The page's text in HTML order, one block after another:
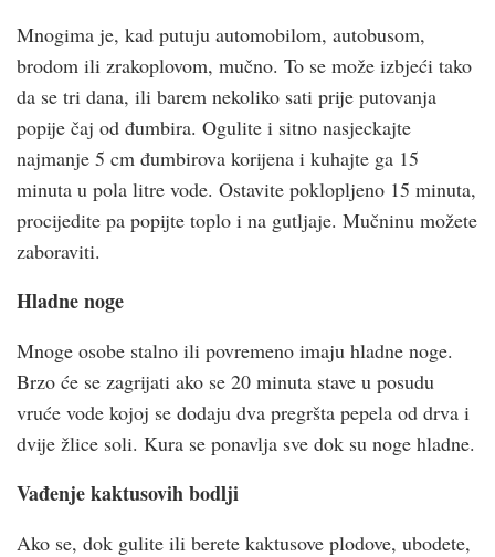
Mnogima je, kad putuju automobilom, autobusom,
brodom ili zrakoplovom, mučno. To se može izbjeći tako
da se tri dana, ili barem nekoliko sati prije putovanja
popije čaj od đumbira. Ogulite i sitno nasjeckajte
najmanje 5 cm đumbirova korijena i kuhajte ga 15
minuta u pola litre vode. Ostavite poklopljeno 15 minuta,
procijedite pa popijte toplo i na gutljaje. Mučninu možete
zaboraviti.
Hladne noge
Mnoge osobe stalno ili povremeno imaju hladne noge.
Brzo će se zagrijati ako se 20 minuta stave u posudu
vruće vode kojoj se dodaju dva pregršta pepela od drva i
dvije žlice soli. Kura se ponavlja sve dok su noge hladne.
Vađenje kaktusovih bodlji
Ako se, dok gulite ili berete kaktusove plodove, ubodete,